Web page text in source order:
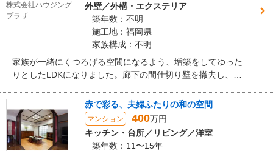
株式会社ハウジング
プラザ
外壁／外構・エクステリア
築年数：不明
施工地：福岡県
家族構成：不明
家族が一緒にくつろげる空間になるよう、増築をしてゆった
りとしたLDKになりました。廊下の間仕切り壁を撤去し、
で、動線が短くスムーズになりました。
赤で彩る、夫婦ふたりの和の空間
マンション 400万円
キッチン・台所／リビング／洋室
築年数：11〜15年